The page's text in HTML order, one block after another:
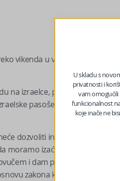
vikenda u vezi sa izraelskim
na izraelce, podvalio
pasoše i baci ih u
dozvoliti intervencije izvana.
moramo izaći iz BiH ukoliko ne
i dam priliku da
zakona koji je donijelo
U skladu s
privatnosti i
vam omogućili
funkcionalnost
koje inače ne